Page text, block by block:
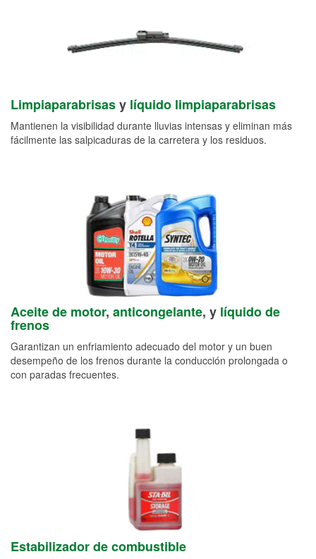
Limpiaparabrisasy líquido limpiaparabrisas
Mantienen la visibilidad durante lluvias intensas y eliminan más
fácilmente las salpicaduras de la carretera y los residuos.
Aceite de motor, anticongelante, y líquido de
frenos
Garantizan un enfriamiento adecuado del motor y un buen
desempeño de los frenos durante la conducción prolongada o
con paradas frecuentes.
Estabilizador de combustible